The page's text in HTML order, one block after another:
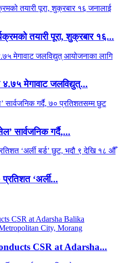
तयारी पूरा, शुक्रबार १६...
मेगावाट जलविद्युत्...
सार्वजनिक गर्दै,...
‘अर्ली...
CSR at Adarsha...